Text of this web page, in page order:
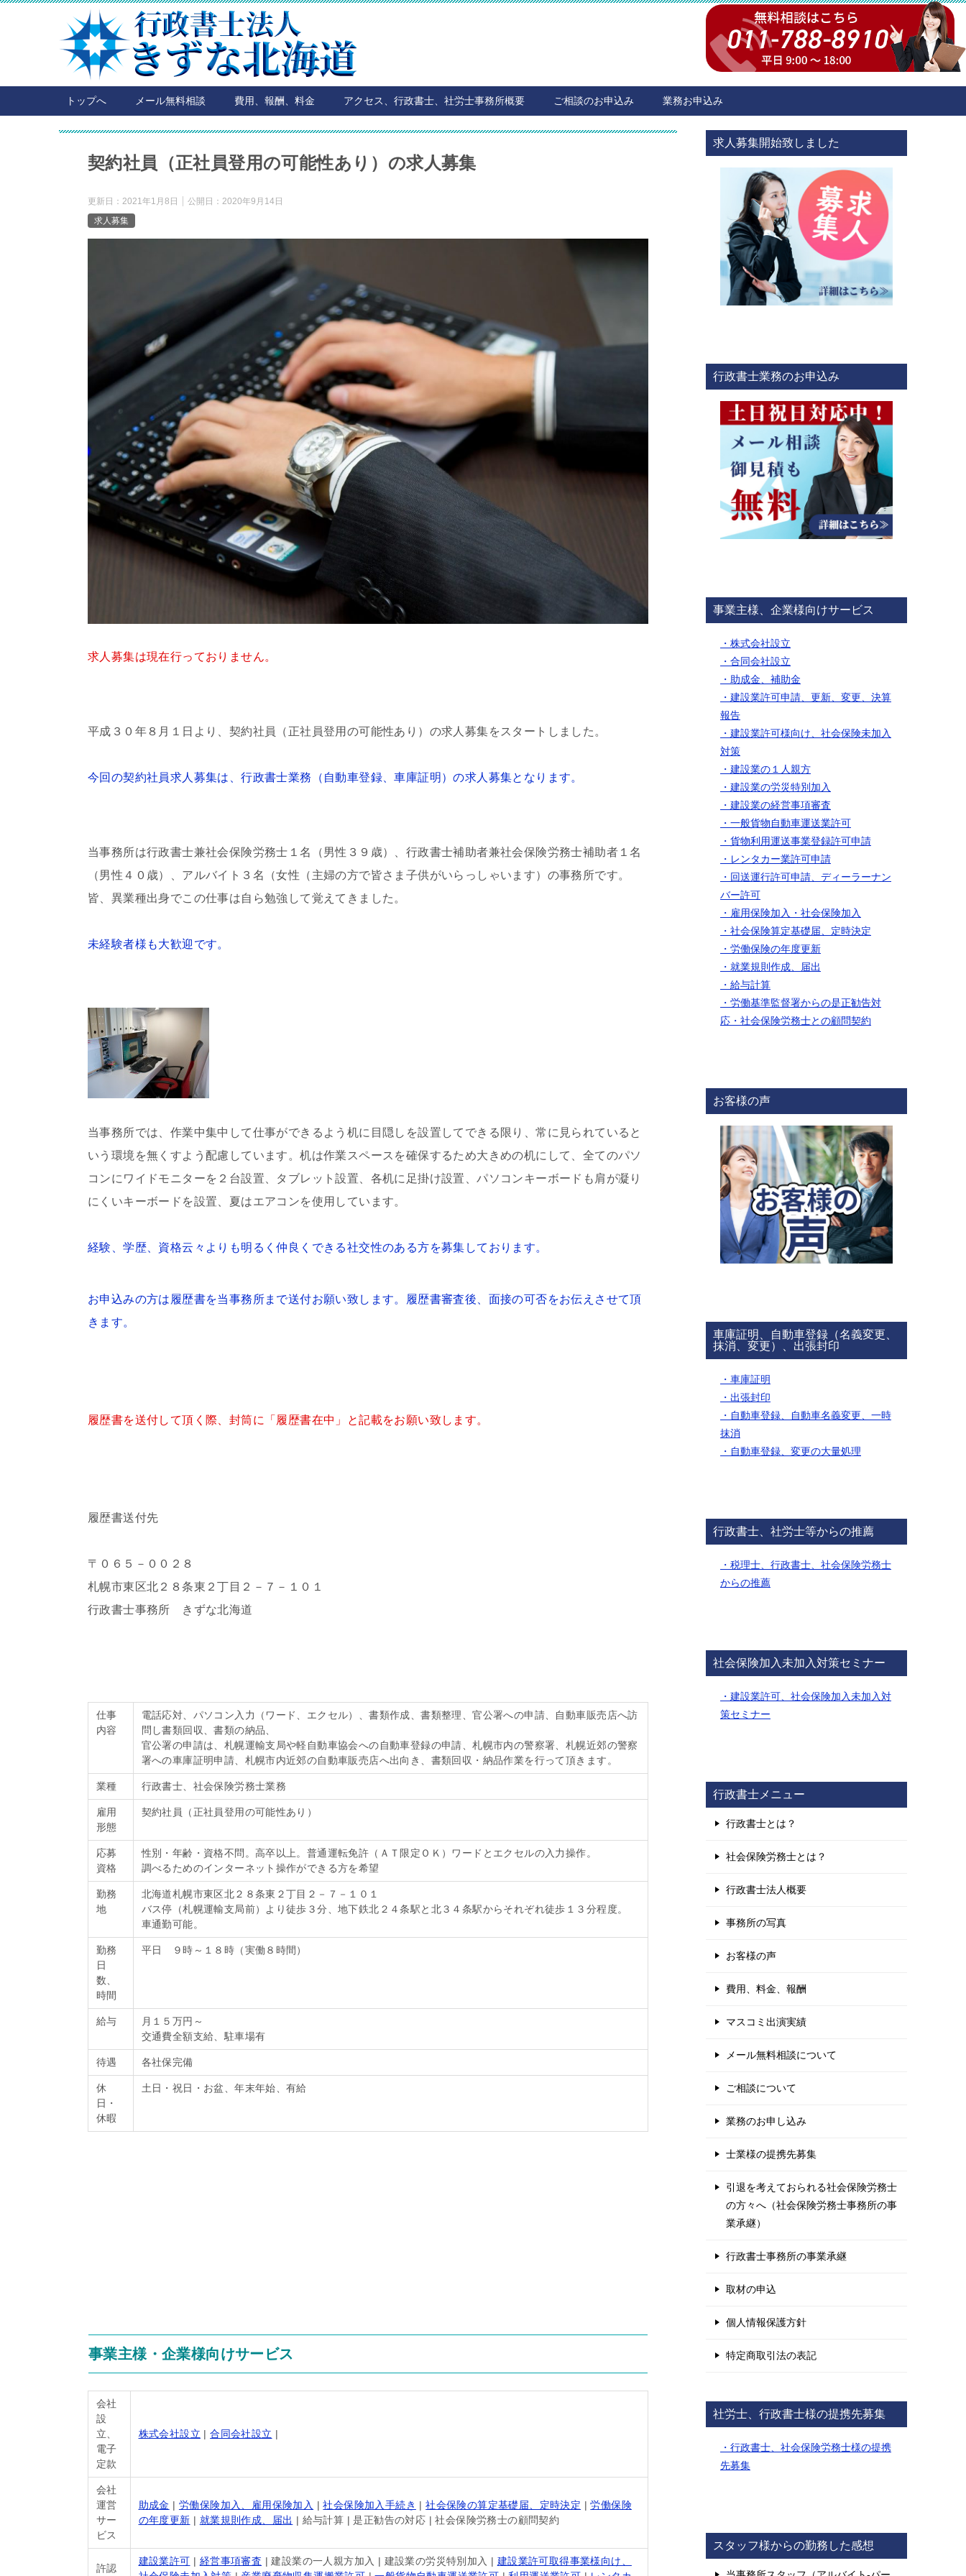
トップへ メール無料相談 費用、報酬、料金 アクセス、行政書士、社労士事務所概要 ご相談のお申込み 業務お申込み
契約社員（正社員登用の可能性あり）の求人募集
更新日： 2021年1月8日 公開日： 2020年9月14日
求人募集
求人募集は現在行っておりません。
平成３０年８月１日より、契約社員（正社員登用の可能性あり）の求人募集をスタートしました。
今回の契約社員求人募集は、行政書士業務（自動車登録、車庫証明）の求人募集となります。
当事務所は行政書士兼社会保険労務士１名（男性３９歳）、行政書士補助者兼社会保険労務士補助者１名
（男性４０歳）、アルバイト３名（女性（主婦の方で皆さま子供がいらっしゃいます）の事務所です。
皆、異業種出身でこの仕事は自ら勉強して覚えてきました。
未経験者様も大歓迎です。
当事務所では、作業中集中して仕事ができるよう机に目隠しを設置してできる限り、常に見られていると
いう環境を無くすよう配慮しています。机は作業スペースを確保するため大きめの机にして、全てのパソ
コンにワイドモニターを２台設置、タブレット設置、各机に足掛け設置、パソコンキーボードも肩が凝り
にくいキーボードを設置、夏はエアコンを使用しています。
経験、学歴、資格云々よりも明るく仲良くできる社交性のある方を募集しております。
お申込みの方は履歴書を当事務所まで送付お願い致します。履歴書審査後、面接の可否をお伝えさせて頂
きます。
履歴書を送付して頂く際、封筒に「履歴書在中」と記載をお願い致します。
履歴書送付先
〒０６５－００２８
札幌市東区北２８条東２丁目２－７－１０１
行政書士事務所 きずな北海道
仕事
内容
電話応対、パソコン入力（ワード、エクセル）、書類作成、書類整理、官公署への申請、自動車販売店へ訪
問し書類回収、書類の納品、
官公署の申請は、札幌運輸支局や軽自動車協会への自動車登録の申請、札幌市内の警察署、札幌近郊の警察
署への車庫証明申請、札幌市内近郊の自動車販売店へ出向き、書類回収・納品作業を行って頂きます。
業種 行政書士、社会保険労務士業務
雇用
形態
契約社員（正社員登用の可能性あり）
応募
資格
性別・年齢・資格不問。高卒以上。普通運転免許（ＡＴ限定ＯＫ）ワードとエクセルの入力操作。
調べるためのインターネット操作ができる方を希望
勤務
地
北海道札幌市東区北２８条東２丁目２－７－１０１
バス停（札幌運輸支局前）より徒歩３分、地下鉄北２４条駅と北３４条駅からそれぞれ徒歩１３分程度。
車通勤可能。
勤務
日
数、
時間
平日 ９時～１８時（実働８時間）
給与
月１５万円～
交通費全額支給、駐車場有
待遇 各社保完備
休
日・
休暇
土日・祝日・お盆、年末年始、有給
事業主様・企業様向けサービス
会社
設
立、
電子
定款
株式会社設立 |合同会社設立 |
会社
運営
サー
ビス
助成金 | 労働保険加入、雇用保険加入 |社会保険加入手続き |社会保険の算定基礎届、定時決定 |労働保険
の年度更新 | 就業規則作成、届出 | 給与計算 | 是正勧告の対応 | 社会保険労務士の顧問契約
許認
建設業許可 | 経営事項審査 | 建設業の一人親方加入 | 建設業の労災特別加入 | 建設業許可取得事業様向け、
求人募集開始致しました
行政書士業務のお申込み
事業主様、企業様向けサービス
・株式会社設立
・合同会社設立
・助成金、補助金
・建設業許可申請、更新、変更、決算
報告
・建設業許可様向け、社会保険未加入
対策
・建設業の１人親方
・建設業の労災特別加入
・建設業の経営事項審査
・一般貨物自動車運送業許可
・貨物利用運送事業登録許可申請
・レンタカー業許可申請
・回送運行許可申請、ディーラーナン
バー許可
・雇用保険加入 ・社会保険加入
・社会保険算定基礎届、定時決定
・労働保険の年度更新
・就業規則作成、届出
・給与計算
・労働基準監督署からの是正勧告対
応 ・社会保険労務士との顧問契約
お客様の声
車庫証明、自動車登録（名義変更、
抹消、変更）、出張封印
・車庫証明
・出張封印
・自動車登録、自動車名義変更、一時
抹消
・自動車登録、変更の大量処理
行政書士、社労士等からの推薦
・税理士、行政書士、社会保険労務士
からの推薦
社会保険加入未加入対策セミナー
・建設業許可、社会保険加入未加入対
策セミナー
行政書士メニュー
行政書士とは？
社会保険労務士とは？
行政書士法人概要
事務所の写真
お客様の声
費用、料金、報酬
マスコミ出演実績
メール無料相談について
ご相談について
業務のお申し込み
士業様の提携先募集
引退を考えておられる社会保険労務士
の方々へ（社会保険労務士事務所の事
業承継）
行政書士事務所の事業承継
取材の申込
個人情報保護方針
特定商取引法の表記
社労士、行政書士様の提携先募集
・行政書士、社会保険労務士様の提携
先募集
スタッフ様からの勤務した感想